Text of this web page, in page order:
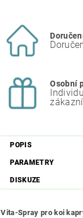
Osobní
POPIS
PARAMETRY
DISKUZE
Vita-Spray pro koi